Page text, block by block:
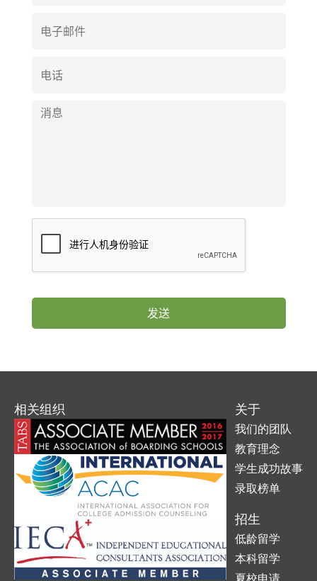
相关组织 关于
我们的团队
教育理念
学生成功故事
录取榜单
招生
低龄留学
本科留学